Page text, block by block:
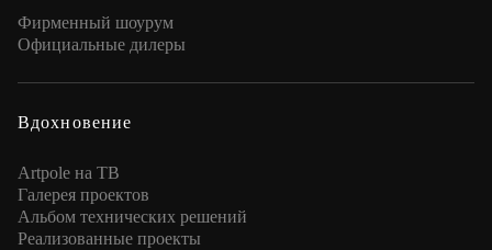
Фирменный шоурум
Официальные дилеры
Вдохновение
Artpole на ТВ
Галерея проектов
Альбом технических решений
Реализованные проекты